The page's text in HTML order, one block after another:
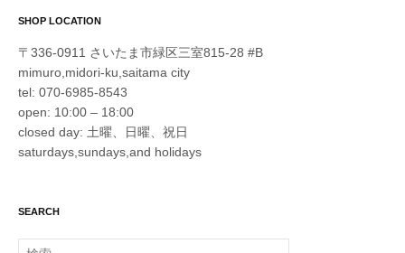
SHOP LOCATION
〒336-0911 さいたま市緑区三室815-28 #B
mimuro,midori-ku,saitama city
tel: 070-6985-8543
open: 10:00 – 18:00
closed day: 土曜、日曜、祝日
saturdays,sundays,and holidays
SEARCH
検